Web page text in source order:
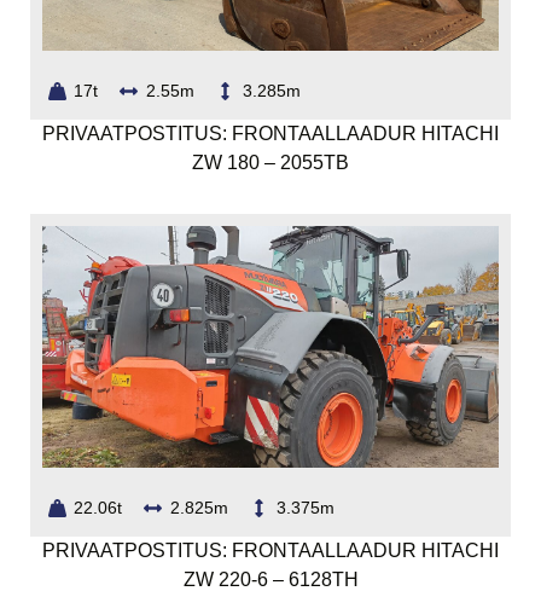
17t 2.55m 3.285m
PRIVAATPOSTITUS: FRONTAALLAADUR HITACHI
ZW 180 – 2055TB
22.06t 2.825m 3.375m
PRIVAATPOSTITUS: FRONTAALLAADUR HITACHI
ZW 220-6 – 6128TH